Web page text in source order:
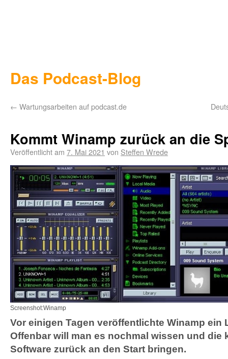
Das Podcast-Blog
← Wartungsarbeiten auf podcast.de
Kommt Winamp zurück an die
Veröffentlicht am 7. Mai 2021 von Steffen Wrede
Screenshot:Winamp
Vor einigen Tagen veröffentlichte Winamp ein
Offenbar will man es nochmal wissen und die
Software zurück an den Start bringen.